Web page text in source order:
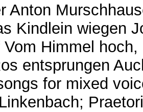
Anton
Kindlein wiegen
Vom Himmel
entsprungen
for mixed